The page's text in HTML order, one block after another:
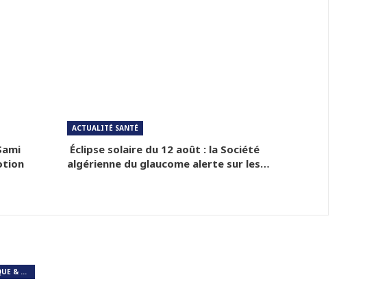
ACTUALITÉ SANTÉ
Éclipse solaire du 12 août : la Société
algérienne du glaucome alerte sur les…
ACTIVITÉ PHYSIQUE & RESPIRATION